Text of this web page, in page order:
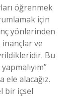
öğrenmek
için
yönlerinden
ve
Bu
alacağız.
bir içsel